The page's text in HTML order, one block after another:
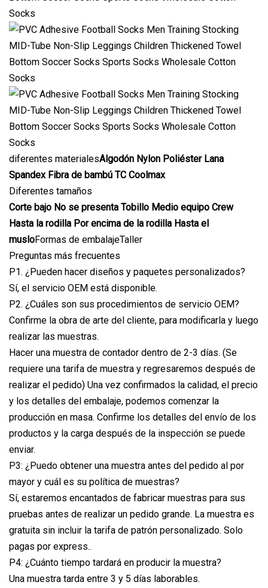
diferentes materialesAlgodón Nylon Poliéster Lana
Spandex Fibra de bambú TC Coolmax
Diferentes tamaños
Corte bajo No se presenta Tobillo Medio equipo Crew
Hasta la rodilla Por encima de la rodilla Hasta el
musloFormas de embalajeTaller
Preguntas más frecuentes
P1. ¿Pueden hacer diseños y paquetes personalizados?
Sí, el servicio OEM está disponible.
P2. ¿Cuáles son sus procedimientos de servicio OEM?
Confirme la obra de arte del cliente, para modificarla y luego
realizar las muestras.
Hacer una muestra de contador dentro de 2-3 días. (Se
requiere una tarifa de muestra y regresaremos después de
realizar el pedido) Una vez confirmados la calidad, el precio
y los detalles del embalaje, podemos comenzar la
producción en masa. Confirme los detalles del envío de los
productos y la carga después de la inspección se puede
enviar.
P3: ¿Puedo obtener una muestra antes del pedido al por
mayor y cuál es su política de muestras?
Sí, estaremos encantados de fabricar muestras para sus
pruebas antes de realizar un pedido grande. La muestra es
gratuita sin incluir la tarifa de patrón personalizado. Solo
pagas por express..
P4: ¿Cuánto tiempo tardará en producir la muestra?
Una muestra tarda entre 3 y 5 días laborables.